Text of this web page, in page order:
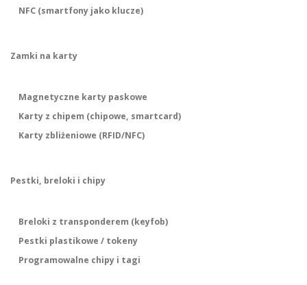
NFC (smartfony jako klucze)
Zamki na karty
Magnetyczne karty paskowe
Karty z chipem (chipowe, smartcard)
Karty zbliżeniowe (RFID/NFC)
Pestki, breloki i chipy
Breloki z transponderem (keyfob)
Pestki plastikowe / tokeny
Programowalne chipy i tagi